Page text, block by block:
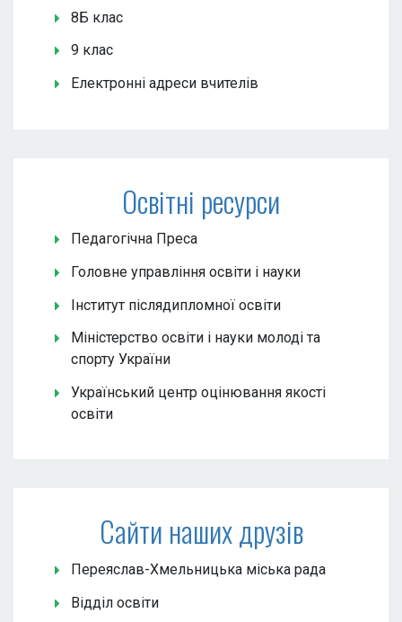
8Б клас
9 клас
Електронні адреси вчителів
Освітні ресурси
Педагогічна Преса
Головне управління освіти і науки
Інститут післядипломної освіти
Міністерство освіти і науки молоді та
спорту України
Український центр оцінювання якості
освіти
Сайти наших друзів
Переяслав-Хмельницька міська рада
Відділ освіти